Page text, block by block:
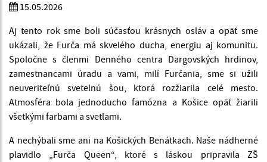
15.05.2026
Aj tento rok sme boli súčasťou krásnych osláv a opäť sme
ukázali, že Furča má skvelého ducha, energiu aj komunitu.
Spoločne s členmi Denného centra Dargovských hrdinov,
zamestnancami úradu a vami, milí Furčania, sme si užili
neuveriteľnú svetelnú šou, ktorá rozžiarila celé mesto.
Atmosféra bola jednoducho famózna a Košice opäť žiarili
všetkými farbami a svetlami.
A nechýbali sme ani na Košických Benátkach. Naše nádherné
plavidlo „Furča Queen“, ktoré s láskou pripravila ZŠ